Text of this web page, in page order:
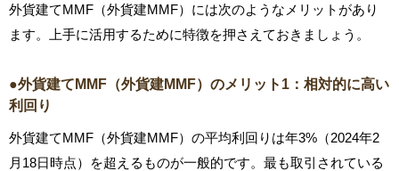
外貨建てMMF（外貨建MMF）には次のようなメリットがあり
ます。上手に活用するために特徴を押さえておきましょう。
●外貨建てMMF（外貨建MMF）のメリット1：相対的に高い
利回り
外貨建てMMF（外貨建MMF）の平均利回りは年3%（2024年2
月18日時点）を超えるものが一般的です。最も取引されている